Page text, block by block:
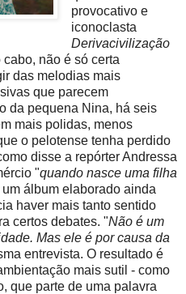
provocativo e
iconoclasta
Derivacivilização
não é só certa
das melodias mais
que parecem
da pequena Nina, há seis
mais polidas, menos
o pelotense tenha perdido
disse a repórter Andressa
"quando nasce uma filha
um álbum elaborado ainda
haver mais tanto sentido
certos debates. "Não é um
Mas ele é por causa da
entrevista. O resultado é
mais sutil - como
que parte de uma palavra